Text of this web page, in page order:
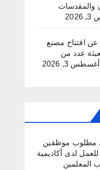
والمقدسات
عن افتتاح مصنع
عدد من
أغسطس 3, 2026
مطلوب موظفين
لدى أكاديمية
المعلمين